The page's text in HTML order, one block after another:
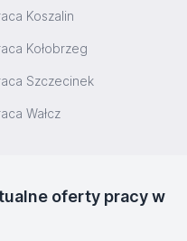
Koszalin
Kołobrzeg
Szczecinek
Wałcz
oferty pracy w